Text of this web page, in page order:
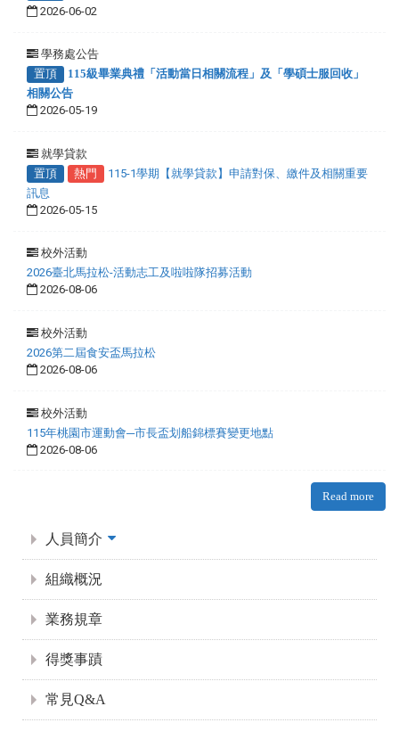
2026-06-02
學務處公告
置頂
115級畢業典禮「活動當日相關流程」及「學碩士服回收」
相關公告
2026-05-19
就學貸款
置頂
熱門
115-1學期【就學貸款】申請對保、繳件及相關重要
訊息
2026-05-15
校外活動
2026臺北馬拉松-活動志工及啦啦隊招募活動
2026-08-06
校外活動
2026第二屆食安盃馬拉松
2026-08-06
校外活動
115年桃園市運動會─市長盃划船錦標賽變更地點
2026-08-06
Read more
人員簡介
組織概況
業務規章
得獎事蹟
常見Q&A